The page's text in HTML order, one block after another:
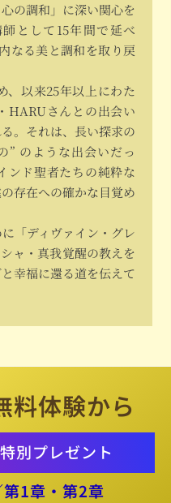
の調和」に深い関心を
として15年間で延べ
なる美と調和を取り戻
、以来25年以上にわた
HARUさんとの出会い
。それは、長い探求の
” のような出会いだっ
ンド聖者たちの純粋な
存在への確かな目覚め
「ディヴァイン・グレ
ャ・真我覚醒の教えを
幸福に還る道を伝えて
料体験から
別プレゼント
1章・第2章